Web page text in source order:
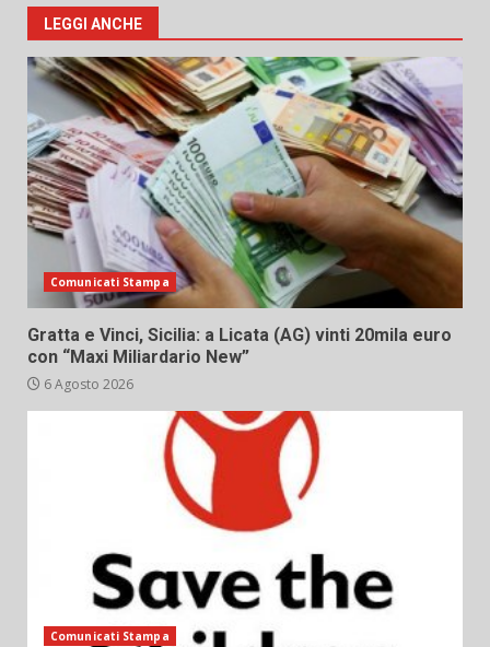
LEGGI ANCHE
Comunicati Stampa
Gratta e Vinci, Sicilia: a Licata (AG) vinti 20mila euro
con “Maxi Miliardario New”
6 Agosto 2026
Comunicati Stampa